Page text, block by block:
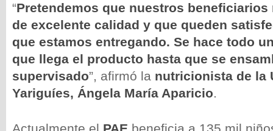
“Pretendemos que nuestros
de excelente calidad y que queden
que estamos entregando. Se hace todo
que llega el producto hasta que se
supervisado”, afirmó la nutricionista de la
Yariguíes, Ángela María Aparicio.